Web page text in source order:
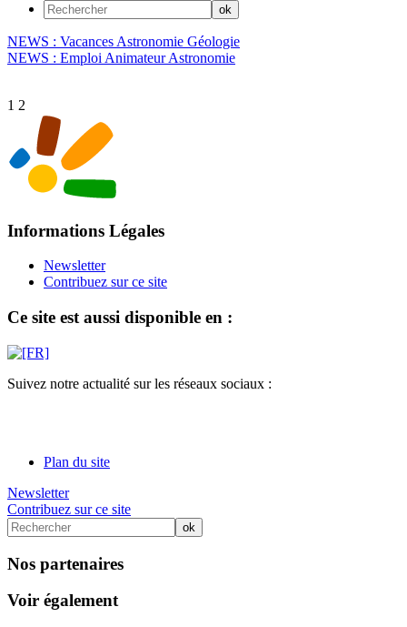
NEWS : Vacances Astronomie Géologie
NEWS : Emploi Animateur Astronomie
1 2
Informations Légales
Newsletter
Contribuez sur ce site
Ce site est aussi disponible en :
Suivez notre actualité sur les réseaux sociaux :
Plan du site
Newsletter
Contribuez sur ce site
Nos partenaires
Voir également